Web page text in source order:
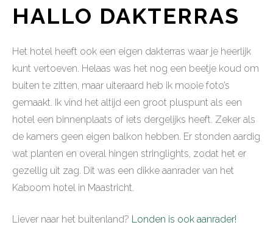
HALLO DAKTERRAS
Het hotel heeft ook een eigen dakterras waar je heerlijk
kunt vertoeven. Helaas was het nog een beetje koud om
buiten te zitten, maar uiteraard heb ik mooie foto’s
gemaakt. Ik vind het altijd een groot pluspunt als een
hotel een binnenplaats of iets dergelijks heeft. Zeker als
de kamers geen eigen balkon hebben. Er stonden aardig
wat planten en overal hingen stringlights, zodat het er
gezellig uit zag. Dit was een dikke aanrader van het
Kaboom hotel in Maastricht.
Liever naar het buitenland? Londen is ook aanrader!